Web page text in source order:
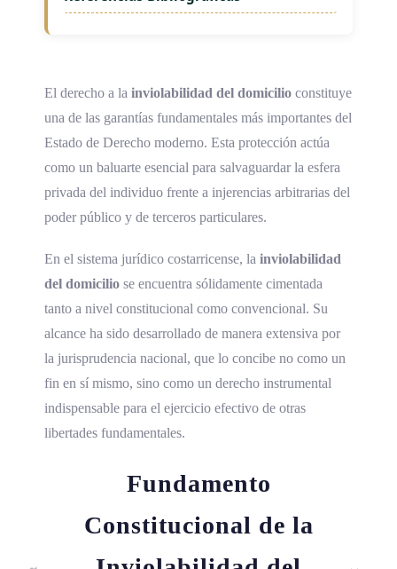
El derecho a la inviolabilidad del domicilio constituye
una de las garantías fundamentales más importantes del
Estado de Derecho moderno. Esta protección actúa
como un baluarte esencial para salvaguardar la esfera
privada del individuo frente a injerencias arbitrarias del
poder público y de terceros particulares.
En el sistema jurídico costarricense, la inviolabilidad
del domicilio se encuentra sólidamente cimentada
tanto a nivel constitucional como convencional. Su
alcance ha sido desarrollado de manera extensiva por
la jurisprudencia nacional, que lo concibe no como un
fin en sí mismo, sino como un derecho instrumental
indispensable para el ejercicio efectivo de otras
libertades fundamentales.
Fundamento
Constitucional de la